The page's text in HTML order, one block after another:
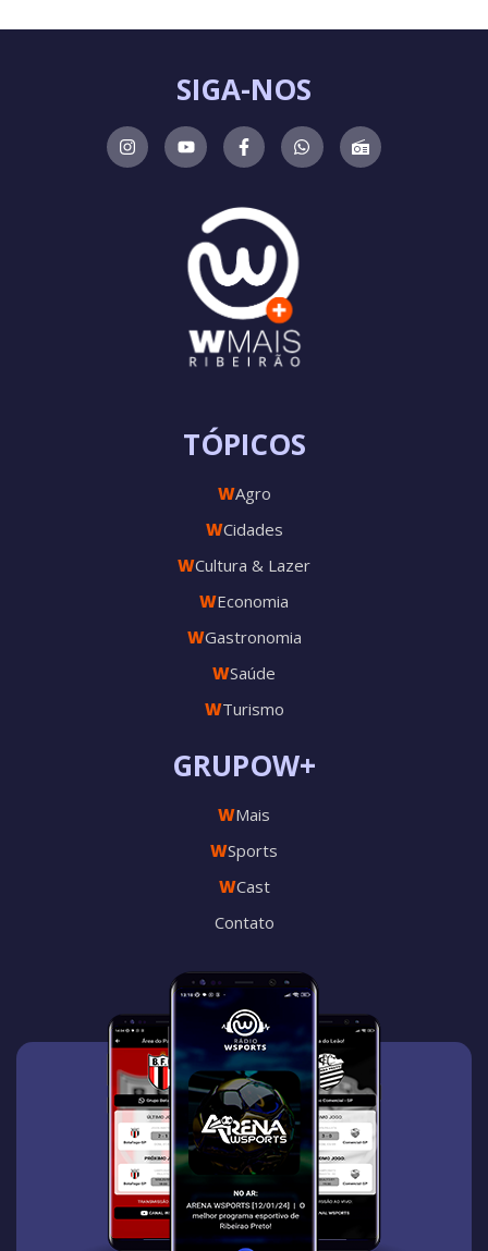
GRUPOW+
WMais
WSports
WCast
Contato
TÓPICOS
WAgro
WCidades
WCultura & Lazer
WEconomia
WGastronomia
WSaúde
WTurismo
SIGA-NOS